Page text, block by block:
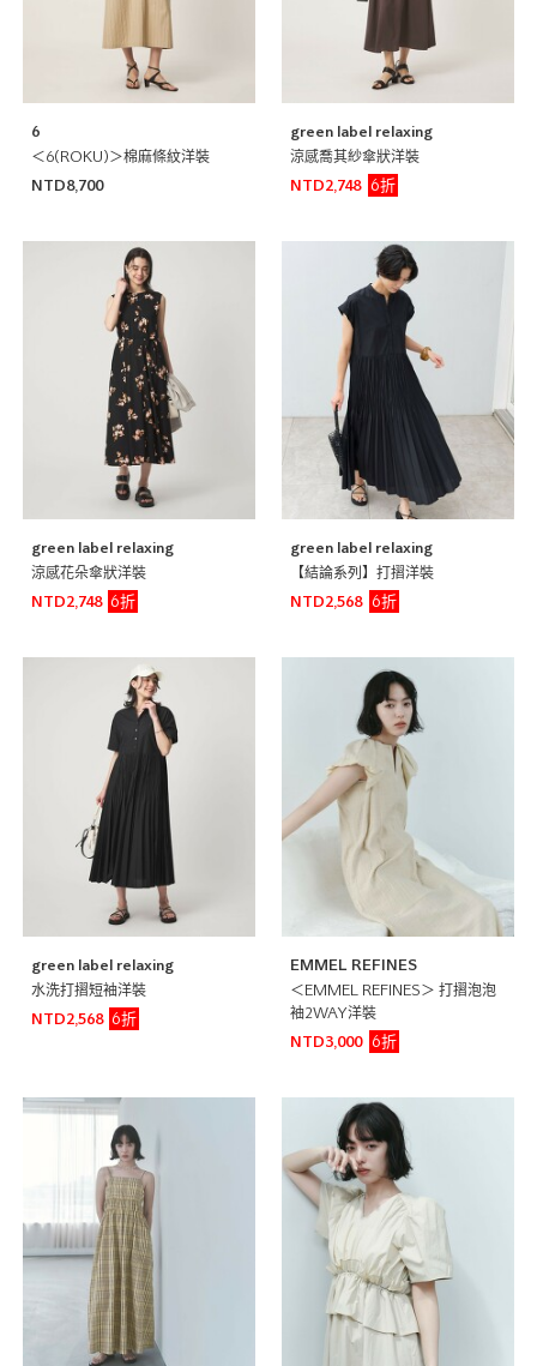
6
＜6(ROKU)＞棉麻條紋洋裝
NTD8,700
green label relaxing
涼感喬其紗傘狀洋裝
NTD2,748
6折
green label relaxing
涼感花朵傘狀洋裝
NTD2,748
6折
green label relaxing
【結論系列】打摺洋裝
NTD2,568
6折
green label relaxing
水洗打摺短袖洋裝
NTD2,568
6折
EMMEL REFINES
＜EMMEL REFINES＞ 打摺泡泡
袖2WAY洋裝
NTD3,000
6折